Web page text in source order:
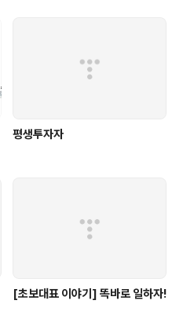
평생투자자
[초보대표 이야기] 똑바로 일하자!